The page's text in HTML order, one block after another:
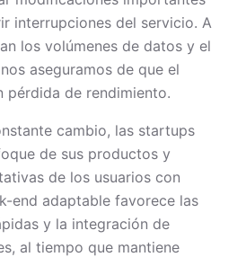
interrupciones del servicio. A
los volúmenes de datos y el
aseguramos de que el
pérdida de rendimiento.
cambio, las startups
de sus productos y
de los usuarios con
end adaptable favorece las
y la integración de
al tiempo que mantiene